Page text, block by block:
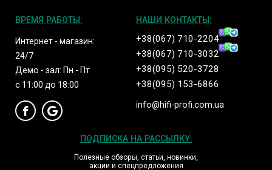
ВРЕМЯ РАБОТЫ:
Интернет - магазин:
24/7
Демо - зал: Пн - Пт
с 11:00 до 18:00
НАШИ КОНТАКТЫ:
+38(067) 710-2204
+38(067) 710-3032
+38(095) 520-3728
+38(095) 153-6866
info@hifi-profi.com.ua
ПОДПИСКА НА РАССЫЛКУ:
Полезные обзоры, статьи, новинки,
акции и спецпредложения